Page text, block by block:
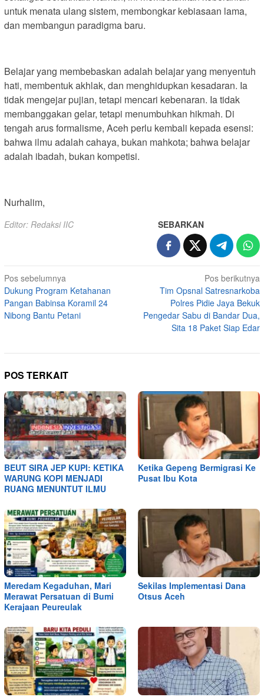
untuk menata ulang sistem, membongkar kebiasaan lama,
dan membangun paradigma baru.
Belajar yang membebaskan adalah belajar yang menyentuh
hati, membentuk akhlak, dan menghidupkan kesadaran. Ia
tidak mengejar pujian, tetapi mencari kebenaran. Ia tidak
membanggakan gelar, tetapi menumbuhkan hikmah. Di
tengah arus formalisme, Aceh perlu kembali kepada esensi:
bahwa ilmu adalah cahaya, bukan mahkota; bahwa belajar
adalah ibadah, bukan kompetisi.
Nurhalim,
Editor: Redaksi IIC SEBARKAN
Navigasi
pos
Pos sebelumnya
Dukung Program Ketahanan
Pangan Babinsa Koramil 24
Nibong Bantu Petani
Pos berikutnya
Tim Opsnal Satresnarkoba
Polres Pidie Jaya Bekuk
Pengedar Sabu di Bandar Dua,
Sita 18 Paket Siap Edar
POS TERKAIT
BEUT SIRA JEP KUPI: KETIKA
WARUNG KOPI MENJADI
RUANG MENUNTUT ILMU
Ketika Gepeng Bermigrasi Ke
Pusat Ibu Kota
Meredam Kegaduhan, Mari
Merawat Persatuan di Bumi
Kerajaan Peureulak
Sekilas Implementasi Dana
Otsus Aceh